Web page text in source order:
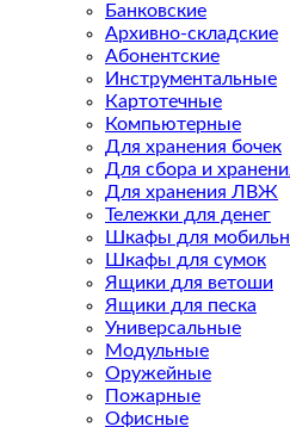
Банковские
Архивно-складские
Абонентские
Инструментальные
Картотечные
Компьютерные
Для хранения бочек
Для сбора и
Для хранения ЛВЖ
Тележки для денег
Шкафы для
Шкафы для сумок
Ящики для ветоши
Ящики для песка
Универсальные
Модульные
Оружейные
Пожарные
Офисные